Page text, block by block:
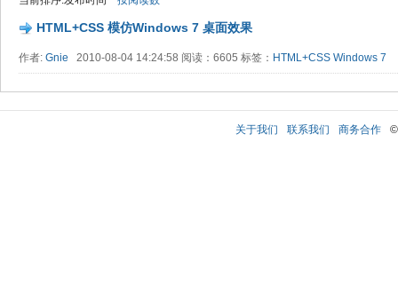
HTML+CSS 模仿Windows 7 桌面效果
作者: Gnie 2010-08-04 14:24:58 阅读：6605 标签： HTML+CSS Windows 7
关于我们 联系我们 商务合作